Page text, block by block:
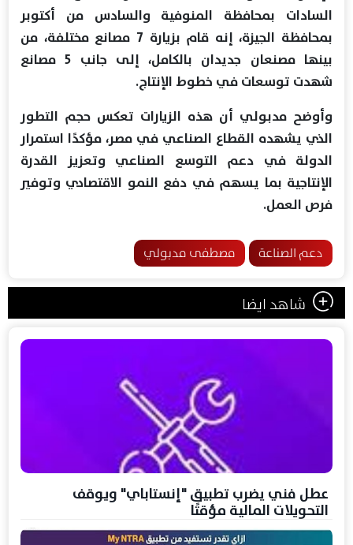
السادات بمحافظة المنوفية والسادس من أكتوبر
بمحافظة الجيزة، إنه قام بزيارة 7 مصانع مختلفة، من
بينها مصنعان جديدان بالكامل، إلى جانب 5 مصانع
شهدت توسعات في خطوط الإنتاج.
وأوضح مدبولي أن هذه الزيارات تعكس حجم التطور
الذي يشهده القطاع الصناعي في مصر، مؤكدًا استمرار
الدولة في دعم التوسع الصناعي وتعزيز القدرة
الإنتاجية بما يسهم في دفع النمو الاقتصادي وتوفير
فرص العمل.
دعم الصناعة مصطفى مدبولي
شاهد ايضا
عطل فني يضرب تطبيق "إنستاباي" ويوقف
التحويلات المالية مؤقتًا